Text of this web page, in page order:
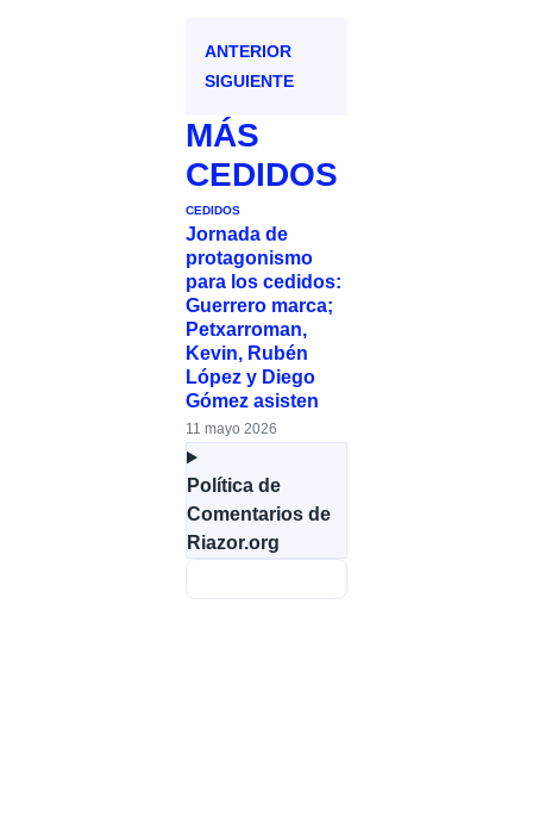
ANTERIOR
SIGUIENTE
MÁS
CEDIDOS
CEDIDOS
Jornada de
protagonismo
para los cedidos:
Guerrero marca;
Petxarroman,
Kevin, Rubén
López y Diego
Gómez asisten
11 mayo 2026
Política de
Comentarios de
Riazor.org